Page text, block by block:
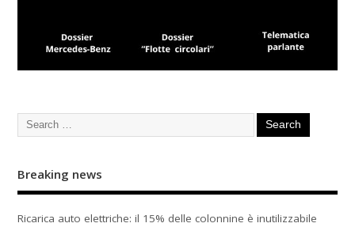
Breaking news
Ricarica auto elettriche: il 15% delle colonnine è inutilizzabile